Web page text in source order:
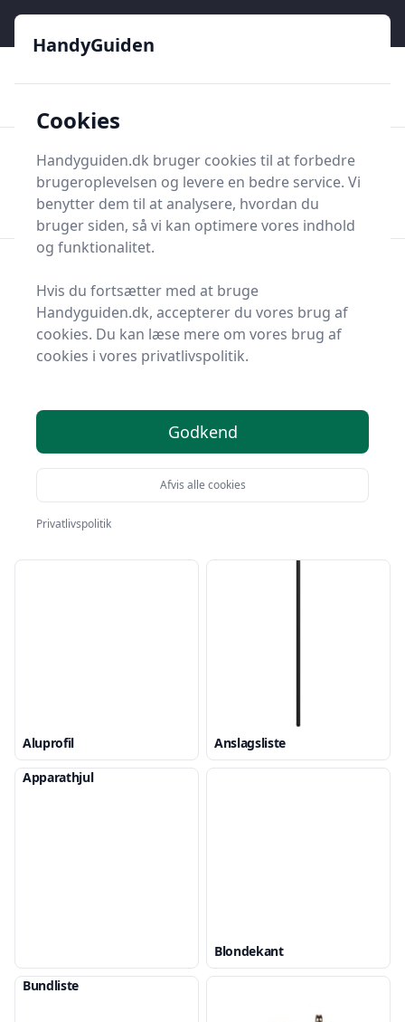
HandyGuiden
Søg nu
Søg nu
Forside
Lister
Afslutningsliste
Aluprofil
Anslagsliste
Apparathjul
Blondekant
Bundliste
HandyGuiden
Cookies
Handyguiden.dk bruger cookies til at forbedre
brugeroplevelsen og levere en bedre service. Vi
benytter dem til at analysere, hvordan du
bruger siden, så vi kan optimere vores indhold
og funktionalitet.
Hvis du fortsætter med at bruge
Handyguiden.dk, accepterer du vores brug af
cookies. Du kan læse mere om vores brug af
cookies i vores privatlivspolitik.
Godkend
Afvis alle cookies
Privatlivspolitik